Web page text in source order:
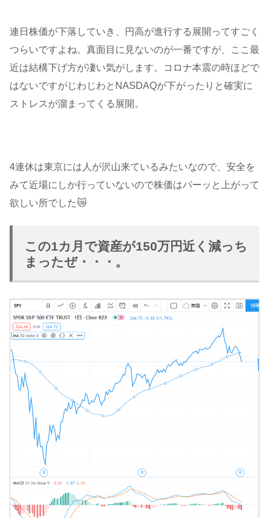
連日株価が下落していき、円高が進行する展開ってすごく
つらいですよね。真面目に見ないのが一番ですが、ここ最
近は結構下げ方が凄い気がします。コロナ本震の時ほどで
はないですがじわじわとNASDAQが下がったりと確実に
ストレスが溜まってくる展開。
4連休は東京には人が沢山来ているみたいなので、安全を
みて近場にしか行っていないので株価はパーッと上がって
欲しい所でした😿
この1カ月で資産が150万円近く減っち
まったぜ・・・。